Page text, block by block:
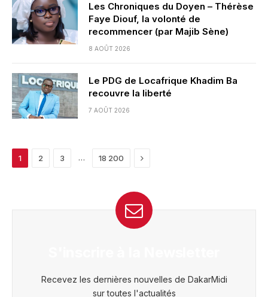
Les Chroniques du Doyen – Thérèse
Faye Diouf, la volonté de
recommencer (par Majib Sène)
8 AOÛT 2026
Le PDG de Locafrique Khadim Ba
recouvre la liberté
7 AOÛT 2026
1 2 3 … 18 200 Next
Recevez les dernières nouvelles de DakarMidi
sur toutes l'actualités